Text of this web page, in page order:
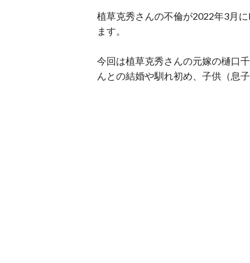
植草克秀さんの不倫が2022年3月
ます。
今回は植草克秀さんの元嫁の樋口
んとの結婚や馴れ初め、子供（息